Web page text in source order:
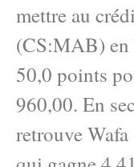
mettre au
(CS:MAB) en
50,0 points
960,00. En
retrouve